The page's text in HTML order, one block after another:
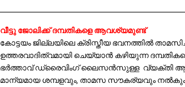
വീട്ടു ജോലിക്ക് ദമ്പതികളെ ആവശ്യമുണ്ട്
കോട്ടയം ജില്ലയിലെ ക്രിസ്തീയ ഭവനത്തിൽ
ഉത്തരവാദിത്വമായി ചെയ്യാൻ കഴിയുന്ന
ഭർത്താവ് ഡ്രൈവിംഗ് ലൈസൻസുള്ള വ്യക്തി
മാന്യമായ ശമ്പളവും, താമസ സൗകര്യവും